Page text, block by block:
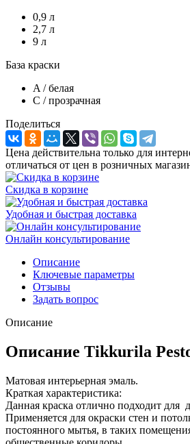
0,9 л
2,7 л
9 л
База краски
A / белая
C / прозрачная
Поделиться
Цена действительна только для
отличаться от цен в розничных
Скидка в корзине
Удобная и быстрая доставка
Онлайн консультирование
Описание
Ключевые параметры
Отзывы
Задать вопрос
Описание
Описание Tikkurila
Матовая интерьерная эмаль.
Краткая характеристика:
Данная краска отлично подходит для
Применяется для окраски стен и
постоянного мытья, в таких